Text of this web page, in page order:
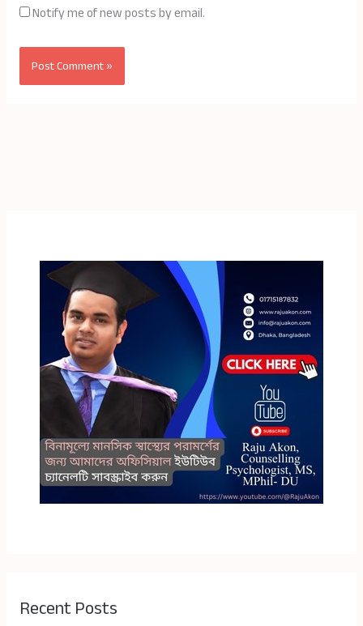
Notify me of new posts by email.
Recent Posts